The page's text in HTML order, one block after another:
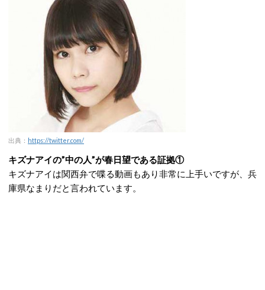
出典： https://twitter.com/
キズナアイの”中の人”が春日望である証拠①
キズナアイは関西弁で喋る動画もあり非常に上手いですが、兵
庫県なまりだと言われています。